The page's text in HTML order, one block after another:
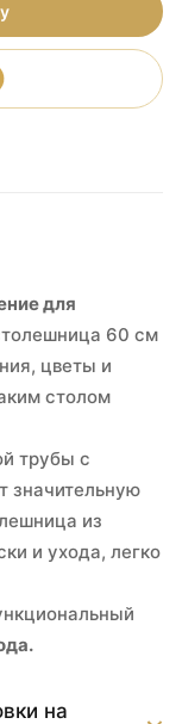
для
60 см
цветы и
столом
трубы с
значительную
из
и ухода, легко
на